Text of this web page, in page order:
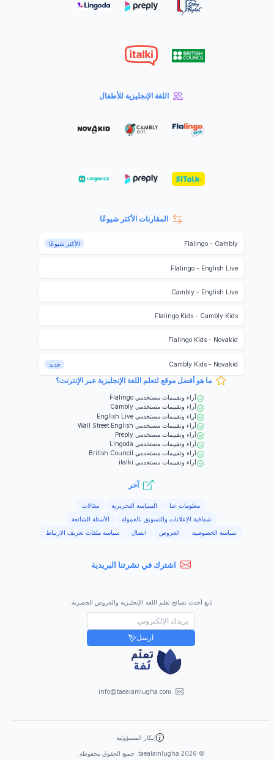
اللغة الإنجليزية للأطفال
المقارنات الأكثر شيوعًا
Flalingo- Cambly الأكثر شيوعًا
Flalingo- English Live
Cambly- English Live
Flalingo Kids- Cambly Kids
Flalingo Kids- Novakid
Cambly Kids- Novakid جديد
ما هو أفضل موقع لتعلم اللغة الإنجليزية عبر الإنترنت؟
آراء وتقييمات مستخدمي Flalingo
آراء وتقييمات مستخدمي Cambly
آراء وتقييمات مستخدمي English Live
آراء وتقييمات مستخدمي Wall Street English
آراء وتقييمات مستخدمي Preply
آراء وتقييمات مستخدمي Lingoda
آراء وتقييمات مستخدمي British Council
آراء وتقييمات مستخدمي italki
آخر
معلومات عنا السياسة التحريرية
مقالات
شفافية الإعلانات والتسويق بالعمولة
الأسئلة الشائعة
سياسة الخصوصية
العروض اتصال سياسة ملفات تعريف الارتباط
اشترك في نشرتنا البريدية
تابع أحدث نصائح تعلم اللغة الإنجليزية والعروض الحصرية.
ارسل
info@taealamlugha.com
إنكار المسؤولية
©
2026